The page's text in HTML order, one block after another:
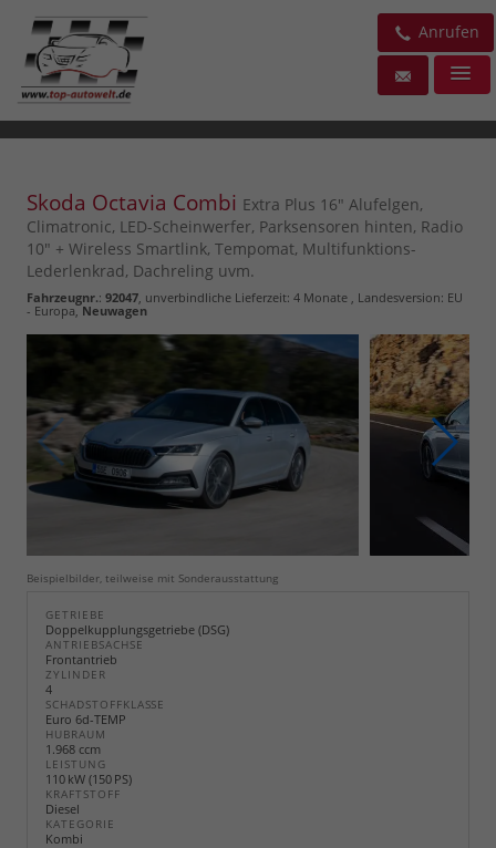
Anrufen
Skoda Octavia Combi Extra Plus 16" Alufelgen,
Climatronic, LED-Scheinwerfer, Parksensoren hinten, Radio
10" + Wireless Smartlink, Tempomat, Multifunktions-
Lederlenkrad, Dachreling uvm.
Fahrzeugnr.: 92047 , unverbindliche Lieferzeit: 4 Monate , Landesversion: EU
- Europa,Neuwagen
Beispielbilder, teilweise mit Sonderausstattung
GETRIEBE
Doppelkupplungsgetriebe (DSG)
ANTRIEBSACHSE
Frontantrieb
ZYLINDER
4
SCHADSTOFFKLASSE
Euro 6d-TEMP
HUBRAUM
1.968 ccm
LEISTUNG
110 kW (150 PS)
KRAFTSTOFF
Diesel
KATEGORIE
Kombi